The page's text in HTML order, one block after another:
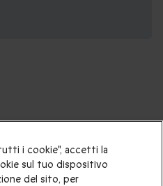
questi cofanetti
i cookie", accetti la
sul tuo dispositivo
del sito, per